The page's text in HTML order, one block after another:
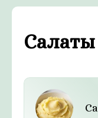
Салаты